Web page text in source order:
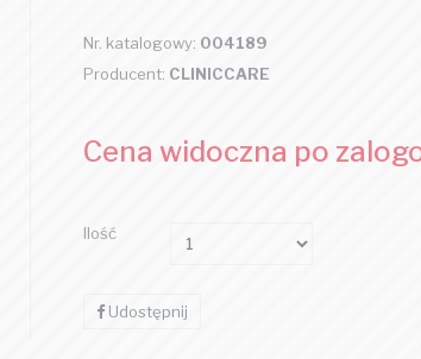
Nr. katalogowy: 004189
Producent: CLINICCARE
Cena widoczna po
Ilość
Udostępnij